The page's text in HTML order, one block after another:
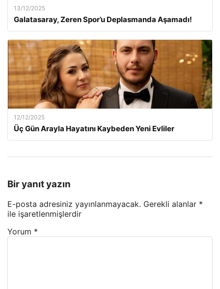
13/12/2025
Galatasaray, Zeren Spor’u Deplasmanda Aşamadı!
12/12/2025
Üç Gün Arayla Hayatını Kaybeden Yeni Evliler
Bir yanıt yazın
E-posta adresiniz yayınlanmayacak. Gerekli alanlar *
ile işaretlenmişlerdir
Yorum *